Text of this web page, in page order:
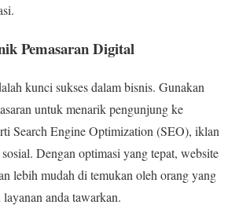
Pemasaran Digital
kunci sukses dalam bisnis. Gunakan
untuk menarik pengunjung ke
Search Engine Optimization (SEO), iklan
Dengan optimasi yang tepat, website
lebih mudah di temukan oleh orang yang
anda tawarkan.